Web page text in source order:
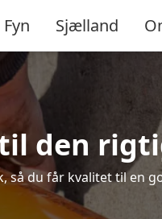
Fyn Sjælland
den
så du får kvalitet til en